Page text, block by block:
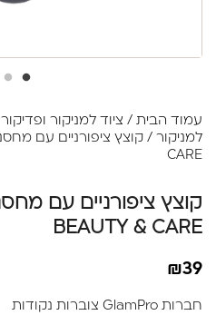
עמוד הבית / ציוד למניקור ופדיקור
למניקור
CARE
BEAUTY & CARE
₪39
חברות GlamPro צוברות נקודות